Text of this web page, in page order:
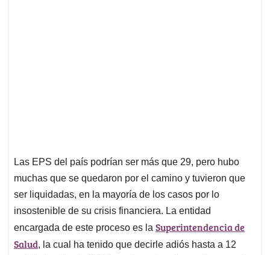
Las EPS del país podrían ser más que 29, pero hubo
muchas que se quedaron por el camino y tuvieron que
ser liquidadas, en la mayoría de los casos por lo
insostenible de su crisis financiera. La entidad
encargada de este proceso es la Superintendencia de
Salud, la cual ha tenido que decirle adiós hasta a 12